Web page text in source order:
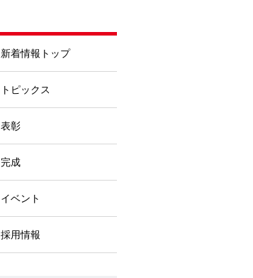
新着情報トップ
トピックス
表彰
完成
イベント
採用情報